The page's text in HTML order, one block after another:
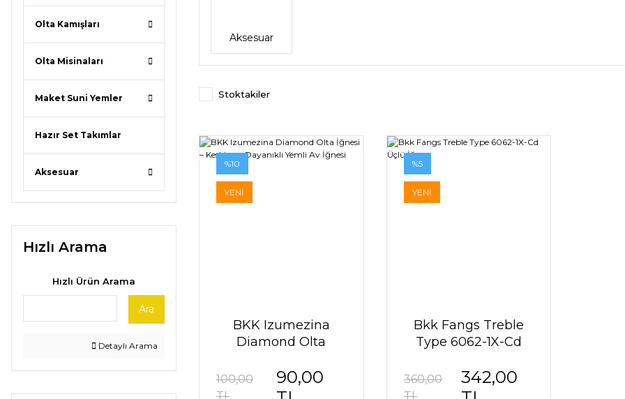
Olta Kamışları
Olta Misinaları
Maket Suni Yemler
Hazır Set Takımlar
Aksesuar
Hızlı Arama
Hızlı Ürün Arama
Ara
Detaylı Arama
Aksesuar
Stoktakiler
%10
YENİ
BKK Izumezina
Diamond Olta
Dayanıklı Yemli Av
İğnesi
100,00
TL
90,00
%5
YENİ
Bkk Fangs Treble
Type 6062-1X-Cd
360,00
TL
342,00